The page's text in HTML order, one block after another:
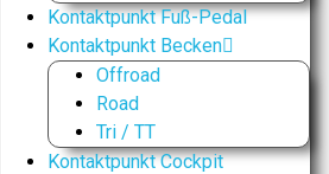
Kontaktpunkt Fuß-Pedal
Kontaktpunkt Becken
Offroad
Road
Tri / TT
Kontaktpunkt Cockpit